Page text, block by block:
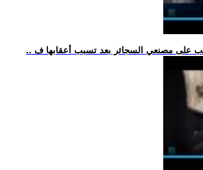
على مصنعي السجائر بعد تسبب أعقابها ف